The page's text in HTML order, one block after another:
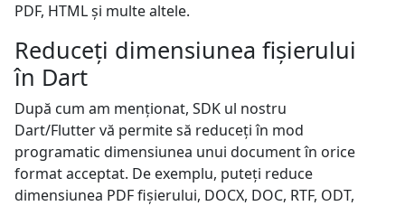
PDF, HTML și multe altele.
Reduceți dimensiunea fișierului
în Dart
După cum am menționat, SDK ul nostru
Dart/Flutter vă permite să reduceți în mod
programatic dimensiunea unui document în orice
format acceptat. De exemplu, puteți reduce
dimensiunea PDF fișierului, DOCX, DOC, RTF, ODT,